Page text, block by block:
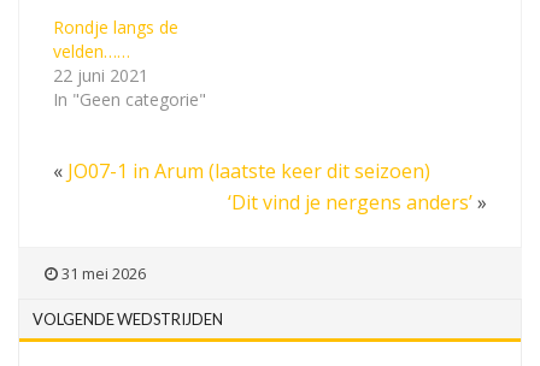
Rondje langs de
velden……
22 juni 2021
In "Geen categorie"
« JO07-1 in Arum (laatste keer dit seizoen)
‘Dit vind je nergens anders’»
31 mei 2026
VOLGENDE WEDSTRIJDEN